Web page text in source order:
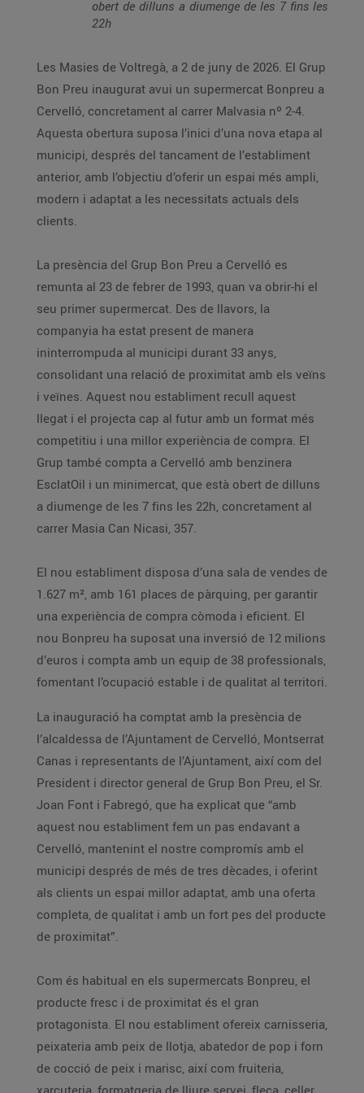
obert de dilluns a diumenge de les 7 fins les
22h
Les Masies de Voltregà, a 2 de juny de 2026. El Grup
Bon Preu inaugurat avui un supermercat Bonpreu a
Cervelló, concretament al carrer Malvasia nº 2-4.
Aquesta obertura suposa l’inici d’una nova etapa al
municipi, després del tancament de l’establiment
anterior, amb l’objectiu d’oferir un espai més ampli,
modern i adaptat a les necessitats actuals dels
clients.
La presència del Grup Bon Preu a Cervelló es
remunta al 23 de febrer de 1993, quan va obrir-hi el
seu primer supermercat. Des de llavors, la
companyia ha estat present de manera
ininterrompuda al municipi durant 33 anys,
consolidant una relació de proximitat amb els veïns
i veïnes. Aquest nou establiment recull aquest
llegat i el projecta cap al futur amb un format més
competitiu i una millor experiència de compra. El
Grup també compta a Cervelló amb benzinera
EsclatOil i un minimercat, que està obert de dilluns
a diumenge de les 7 fins les 22h, concretament al
carrer Masia Can Nicasi, 357.
El nou establiment disposa d’una sala de vendes de
1.627 m², amb 161 places de pàrquing, per garantir
una experiència de compra còmoda i eficient. El
nou Bonpreu ha suposat una inversió de 12 milions
d’euros i compta amb un equip de 38 professionals,
fomentant l’ocupació estable i de qualitat al territori.
La inauguració ha comptat amb la presència de
l’alcaldessa de l’Ajuntament de Cervelló, Montserrat
Canas i representants de l’Ajuntament, així com del
President i director general de Grup Bon Preu, el Sr.
Joan Font i Fabregó, que ha explicat que “amb
aquest nou establiment fem un pas endavant a
Cervelló, mantenint el nostre compromís amb el
municipi després de més de tres dècades, i oferint
als clients un espai millor adaptat, amb una oferta
completa, de qualitat i amb un fort pes del producte
de proximitat”.
Com és habitual en els supermercats Bonpreu, el
producte fresc i de proximitat és el gran
protagonista. El nou establiment ofereix carnisseria,
peixateria amb peix de llotja, abatedor de pop i forn
de cocció de peix i marisc, així com fruiteria,
xarcuteria, formatgeria de lliure servei, fleca, celler,